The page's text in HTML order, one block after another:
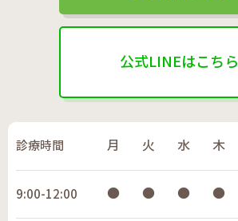
公式LINEはこちら
診療時間 月 火 水 木
9:00-12:00 ● ● ● ●